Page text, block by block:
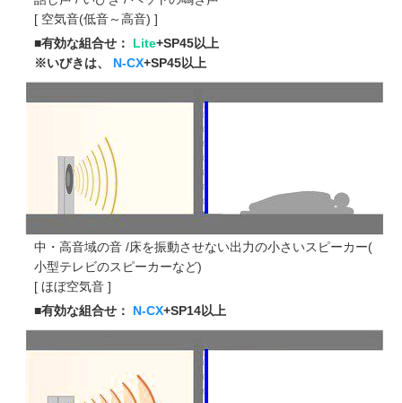
[ 空気音(低音～高音) ]
■有効な組合せ： Lite+SP45以上
※いびきは、 N-CX+SP45以上
中・高音域の音 /床を振動させない出力の小さいスピーカー(
小型テレビのスピーカーなど)
[ ほぼ空気音 ]
■有効な組合せ： N-CX+SP14以上